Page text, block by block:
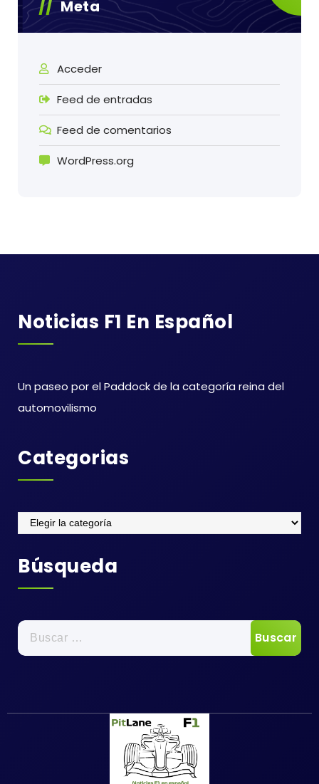
Meta
Acceder
Feed de entradas
Feed de comentarios
WordPress.org
Noticias F1 En Español
Un paseo por el Paddock de la categoría reina del
automovilismo
Categorias
Categorias
Búsqueda
Buscar: